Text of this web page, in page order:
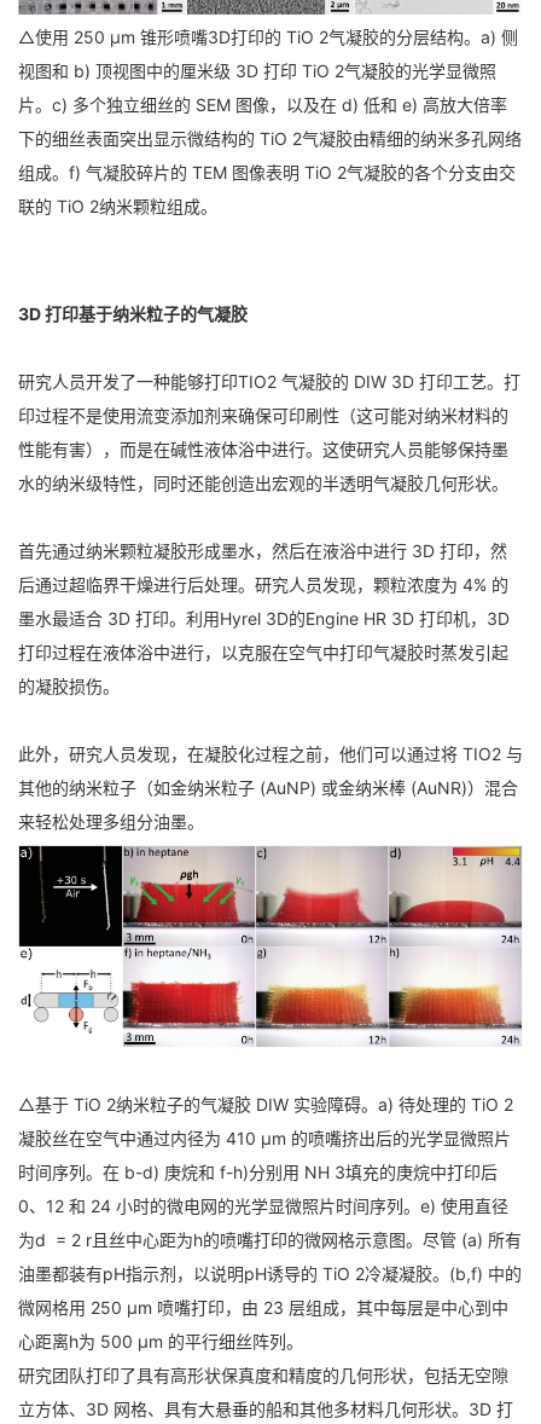
△使用 250 μm 锥形喷嘴3D打印的 TiO 2气凝胶的分层结构。a) 侧
视图和 b) 顶视图中的厘米级 3D 打印 TiO 2气凝胶的光学显微照
片。c) 多个独立细丝的 SEM 图像，以及在 d) 低和 e) 高放大倍率
下的细丝表面突出显示微结构的 TiO 2气凝胶由精细的纳米多孔网络
组成。f) 气凝胶碎片的 TEM 图像表明 TiO 2气凝胶的各个分支由交
联的 TiO 2纳米颗粒组成。
3D 打印基于纳米粒子的气凝胶
研究人员开发了一种能够打印TIO2 气凝胶的 DIW 3D 打印工艺。打
印过程不是使用流变添加剂来确保可印刷性（这可能对纳米材料的
性能有害），而是在碱性液体浴中进行。这使研究人员能够保持墨
水的纳米级特性，同时还能创造出宏观的半透明气凝胶几何形状。
首先通过纳米颗粒凝胶形成墨水，然后在液浴中进行 3D 打印，然
后通过超临界干燥进行后处理。研究人员发现，颗粒浓度为 4% 的
墨水最适合 3D 打印。利用Hyrel 3D的Engine HR 3D 打印机，3D
打印过程在液体浴中进行，以克服在空气中打印气凝胶时蒸发引起
的凝胶损伤。
此外，研究人员发现，在凝胶化过程之前，他们可以通过将 TIO2 与
其他的纳米粒子（如金纳米粒子 (AuNP) 或金纳米棒 (AuNR)）混合
来轻松处理多组分油墨。
△基于 TiO 2纳米粒子的气凝胶 DIW 实验障碍。a) 待处理的 TiO 2
凝胶丝在空气中通过内径为 410 μm 的喷嘴挤出后的光学显微照片
时间序列。在 b-d) 庚烷和 f-h)分别用 NH 3填充的庚烷中打印后
0、12 和 24 小时的微电网的光学显微照片时间序列。e) 使用直径
为d = 2 r且丝中心距为h的喷嘴打印的微网格示意图。尽管 (a) 所有
油墨都装有pH指示剂，以说明pH诱导的 TiO 2冷凝凝胶。(b,f) 中的
微网格用 250 μm 喷嘴打印，由 23 层组成，其中每层是中心到中
心距离h为 500 μm 的平行细丝阵列。
研究团队打印了具有高形状保真度和精度的几何形状，包括无空隙
立方体、3D 网格、具有大悬垂的船和其他多材料几何形状。3D 打